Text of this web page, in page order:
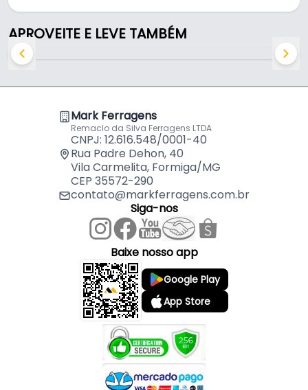
- Tubos recomendados: Tubos de poliuretano ou
nylon.
APROVEITE E LEVE TAMBÉM
Mark Ferragens
Remaclo da Silva Ferragens LTDA
CNPJ: 12.616.548/0001-40
Rua Padre Dehon, 40
Vila Carmelita, Formiga/MG
CEP 35572-290
contato@markferragens.com.br
Siga-nos
Baixe nosso app
Google Play
App Store